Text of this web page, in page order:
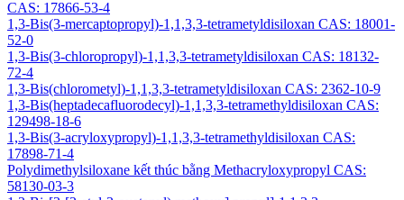
CAS: 17866-53-4
1,3-Bis(3-mercaptopropyl)-1,1,3,3-tetrametyldisiloxan CAS: 18001-
52-0
1,3-Bis(3-chloropropyl)-1,1,3,3-tetrametyldisiloxan CAS: 18132-
72-4
1,3-Bis(chlorometyl)-1,1,3,3-tetrametyldisiloxan CAS: 2362-10-9
1,3-Bis(heptadecafluorodecyl)-1,1,3,3-tetramethyldisiloxan CAS:
129498-18-6
1,3-Bis(3-acryloxypropyl)-1,1,3,3-tetramethyldisiloxan CAS:
17898-71-4
Polydimethylsiloxane kết thúc bằng Methacryloxypropyl CAS:
58130-03-3